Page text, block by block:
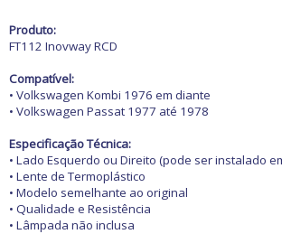
Máquinas e Ferramentas
Motocicletas
Óleos e Aditivos
Ofertas
Produtos de limpeza
Rodas e Pneus
Sons e Vídeos
Suspensão
Transmissão
Produto:
FT112 Inovway RCD
Compatível:
• Volkswagen Kombi 1976 em diante
• Volkswagen Passat 1977 até 1978
Especificação Técnica:
• Lado Esquerdo ou Direito (pode ser instalado
• Lente de Termoplástico
• Modelo semelhante ao original
• Qualidade e Resistência
• Lâmpada não inclusa